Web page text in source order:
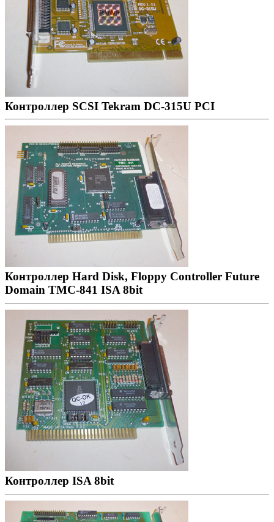
Контроллер SCSI Tekram DC-315U PCI
Контроллер Hard Disk, Floppy Controller Future
Domain TMC-841 ISA 8bit
Контроллер ISA 8bit